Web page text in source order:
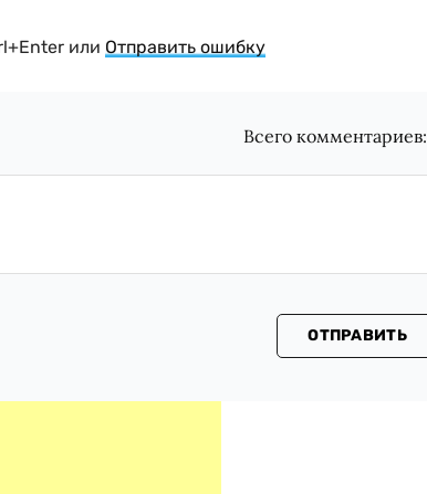
или Отправить ошибку
Всего комментариев:
ОТПРАВИТЬ